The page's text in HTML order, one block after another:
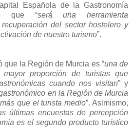
Española de la Gastronomía
que “será una herramienta
del sector hostelero y
de nuestro turismo”.
que la Región de Murcia es “una de
proporción de turistas que
cuando nos visitan” y
en la Región de Murcia
que el turista medio”. Asimismo,
últimas encuestas de percepción
es el segundo producto turístico